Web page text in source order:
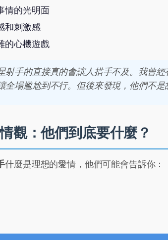
情的光明面
和刺激感
的心機遊戲
射手的直接真的會讓人措手不及。我曾
全場尷尬到不行。但後來發現，他們不是
觀：他們到底要什麼？
什麼是理想的愛情，他們可能會告訴你